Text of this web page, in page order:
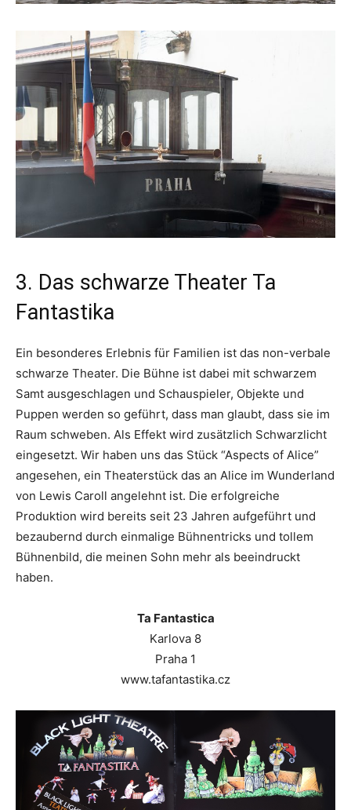
3. Das schwarze Theater Ta
Fantastika
Ein besonderes Erlebnis für Familien ist das non-verbale
schwarze Theater. Die Bühne ist dabei mit schwarzem
Samt ausgeschlagen und Schauspieler, Objekte und
Puppen werden so geführt, dass man glaubt, dass sie im
Raum schweben. Als Effekt wird zusätzlich Schwarzlicht
eingesetzt. Wir haben uns das Stück “Aspects of Alice”
angesehen, ein Theaterstück das an Alice im Wunderland
von Lewis Caroll angelehnt ist. Die erfolgreiche
Produktion wird bereits seit 23 Jahren aufgeführt und
bezaubernd durch einmalige Bühnentricks und tollem
Bühnenbild, die meinen Sohn mehr als beeindruckt
haben.
Ta Fantastica
Karlova 8
Praha 1
www.tafantastika.cz